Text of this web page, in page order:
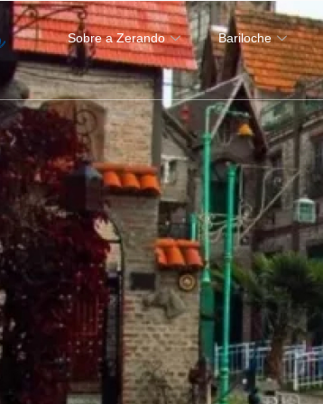
Sobre a Zerando Bariloche